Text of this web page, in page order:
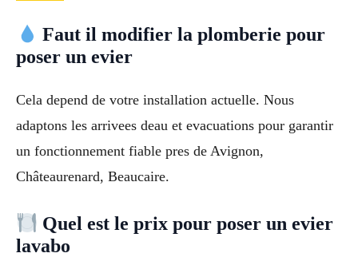
Faut il modifier la plomberie pour
poser un evier
Cela depend de votre installation actuelle. Nous
adaptons les arrivees deau et evacuations pour garantir
un fonctionnement fiable pres de Avignon,
Châteaurenard, Beaucaire.
Quel est le prix pour poser un evier
lavabo